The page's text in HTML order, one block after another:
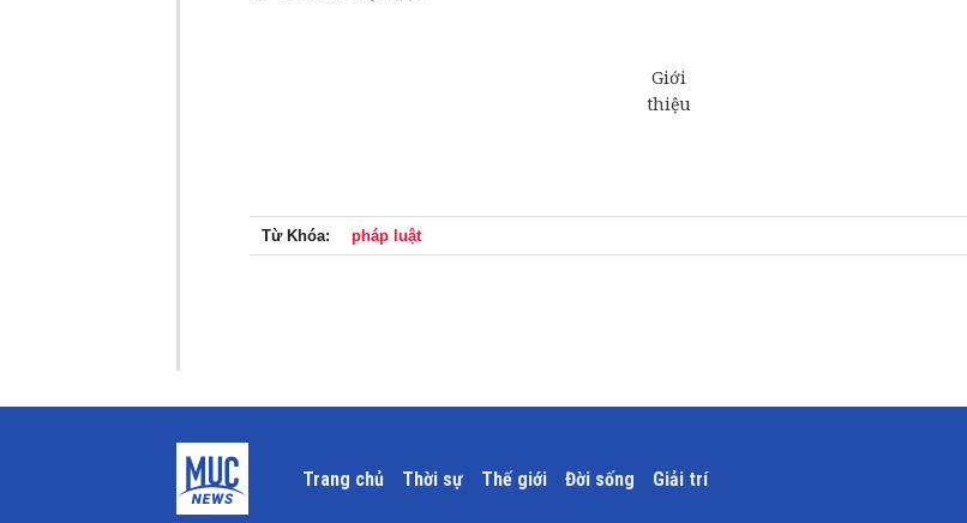
Từ Khóa: pháp luật
Trang chủ Thời sự Thế giới Đời sống Giải trí